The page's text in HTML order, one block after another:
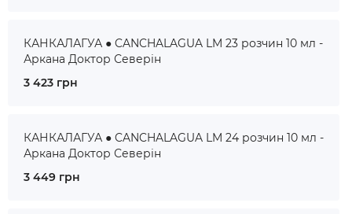
КАНКАЛАГУА ● CANCHALAGUA LM 23 розчин 10 мл -
Аркана Доктор Северін
3 423 грн
КАНКАЛАГУА ● CANCHALAGUA LM 24 розчин 10 мл -
Аркана Доктор Северін
3 449 грн